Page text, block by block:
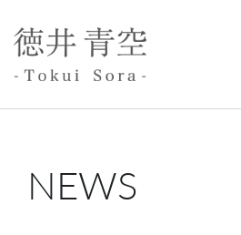
NEWS